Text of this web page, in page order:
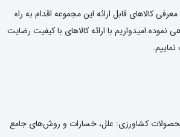
کالاهای قابل ارائه این مجموعه اقدام به راه
با ارائه کالاهای با کیفیت رضایت
کشاورزی: علل، خسارات و روش‌های جامع